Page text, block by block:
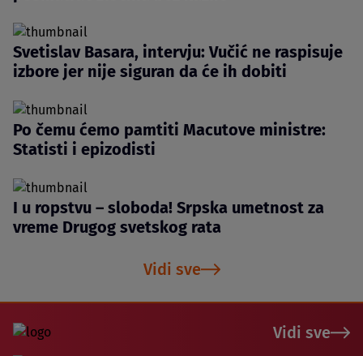
Svetislav Basara, intervju: Vučić ne raspisuje
izbore jer nije siguran da će ih dobiti
Po čemu ćemo pamtiti Macutove ministre:
Statisti i epizodisti
I u ropstvu – sloboda! Srpska umetnost za
vreme Drugog svetskog rata
Vidi sve
Vidi sve